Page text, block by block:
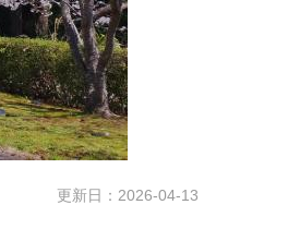
更新日：2026-04-13